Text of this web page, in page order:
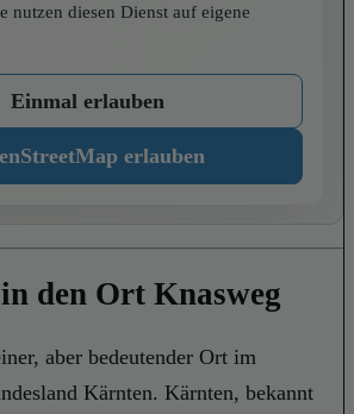
nutzen diesen Dienst auf eigene
Einmal erlauben
erlauben
den Ort Knasweg
aber bedeutender Ort im
Kärnten. Kärnten, bekannt